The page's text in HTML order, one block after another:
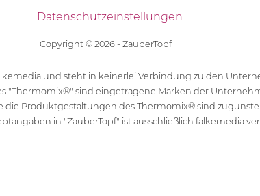
Datenschutzeinstellungen
Copyright © 2026 - ZauberTopf
und steht in keinerlei Verbindung zu den
sind eingetragene Marken der
die Produktgestaltungen des Thermomix® sind
in "ZauberTopf" ist ausschließlich falkemedia